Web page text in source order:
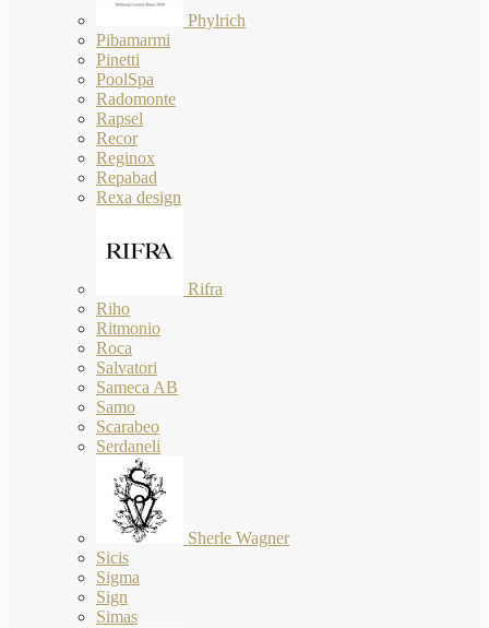
Phylrich
Pibamarmi
Pinetti
PoolSpa
Radomonte
Rapsel
Recor
Reginox
Repabad
Rexa design
Rifra
Riho
Ritmonio
Roca
Salvatori
Sameca AB
Samo
Scarabeo
Serdaneli
Sherle Wagner
Sicis
Sigma
Sign
Simas